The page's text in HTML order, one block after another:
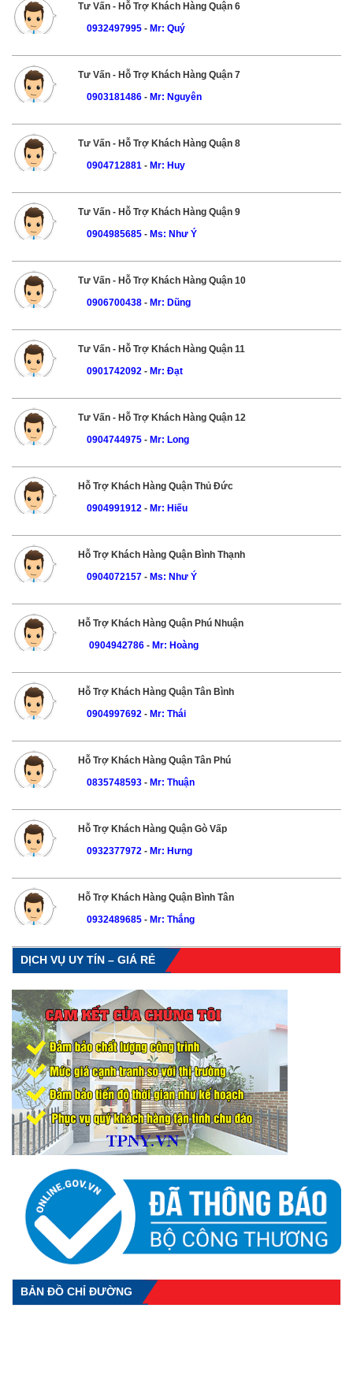
Tư Vấn - Hỗ Trợ Khách Hàng Quận 6
0932497995- Mr: Quý
Tư Vấn - Hỗ Trợ Khách Hàng Quận 7
0903181486- Mr: Nguyên
Tư Vấn - Hỗ Trợ Khách Hàng Quận 8
0904712881- Mr: Huy
Tư Vấn - Hỗ Trợ Khách Hàng Quận 9
0904985685- Ms: Như Ý
Tư Vấn - Hỗ Trợ Khách Hàng Quận 10
0906700438- Mr: Dũng
Tư Vấn - Hỗ Trợ Khách Hàng Quận 11
0901742092- Mr: Đạt
Tư Vấn - Hỗ Trợ Khách Hàng Quận 12
0904744975- Mr: Long
Hỗ Trợ Khách Hàng Quận Thủ Đức
0904991912- Mr: Hiếu
Hỗ Trợ Khách Hàng Quận Bình Thạnh
0904072157- Ms: Như Ý
Hỗ Trợ Khách Hàng Quận Phú Nhuận
0904942786- Mr: Hoàng
Hỗ Trợ Khách Hàng Quận Tân Bình
0904997692- Mr: Thái
Hỗ Trợ Khách Hàng Quận Tân Phú
0835748593- Mr: Thuận
Hỗ Trợ Khách Hàng Quận Gò Vấp
0932377972- Mr: Hưng
Hỗ Trợ Khách Hàng Quận Bình Tân
0932489685- Mr: Thắng
DỊCH VỤ UY TÍN – GIÁ RẺ
BẢN ĐỒ CHỈ ĐƯỜNG